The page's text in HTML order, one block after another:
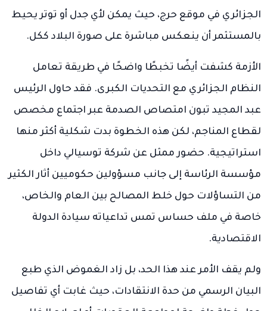
الجزائري في موقع حرج، حيث يمكن لأي جدل أو توتر يحيط
بالمستثمر أن ينعكس مباشرة على صورة البلاد ككل.
الأزمة كشفت أيضًا تخبطًا واضحًا في طريقة تعامل
النظام الجزائري مع التحديات الكبرى. فقد حاول الرئيس
عبد المجيد تبون امتصاص الصدمة عبر اجتماع مخصص
لقطاع المناجم، لكن هذه الخطوة بدت شكلية أكثر منها
استراتيجية. حضور ممثل عن شركة توسيالي داخل
مؤسسة الرئاسة إلى جانب مسؤولين حكوميين أثار الكثير
من التساؤلات حول خلط المصالح بين العام والخاص،
خاصة في ملف حساس تمس تداعياته سيادة الدولة
الاقتصادية.
ولم يقف الأمر عند هذا الحد، بل زاد الغموض الذي طبع
البيان الرسمي من حدة الانتقادات، حيث غابت أي تفاصيل